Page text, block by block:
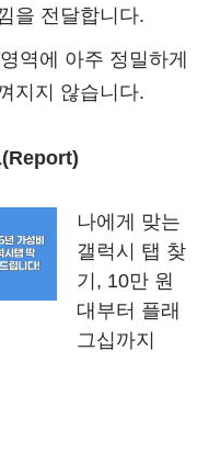
을 전달합니다.
역에 아주 정밀하게
지지 않습니다.
나에게 맞는
갤럭시 탭 찾
기, 10만 원
대부터 플래
그십까지